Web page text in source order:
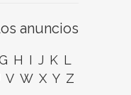
anuncios
H I J K L
V W X Y Z